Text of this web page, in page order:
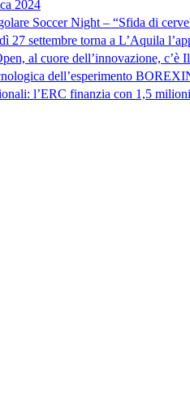
2024
Soccer Night – “Sfida di
27 settembre torna a L’Aquila
al cuore dell’innovazione, c’è
dell’esperimento
l’ERC finanzia con 1,5